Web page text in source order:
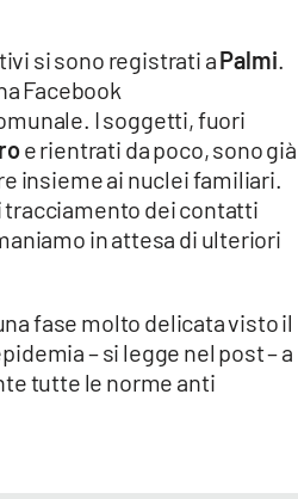
si sono registrati aPalmi.
Facebook
I soggetti, fuori
e rientrati da poco, sono già
insieme ai nuclei familiari.
tracciamento dei contatti
in attesa di ulteriori
fase molto delicata visto il
– si legge nel post – a
tutte le norme anti